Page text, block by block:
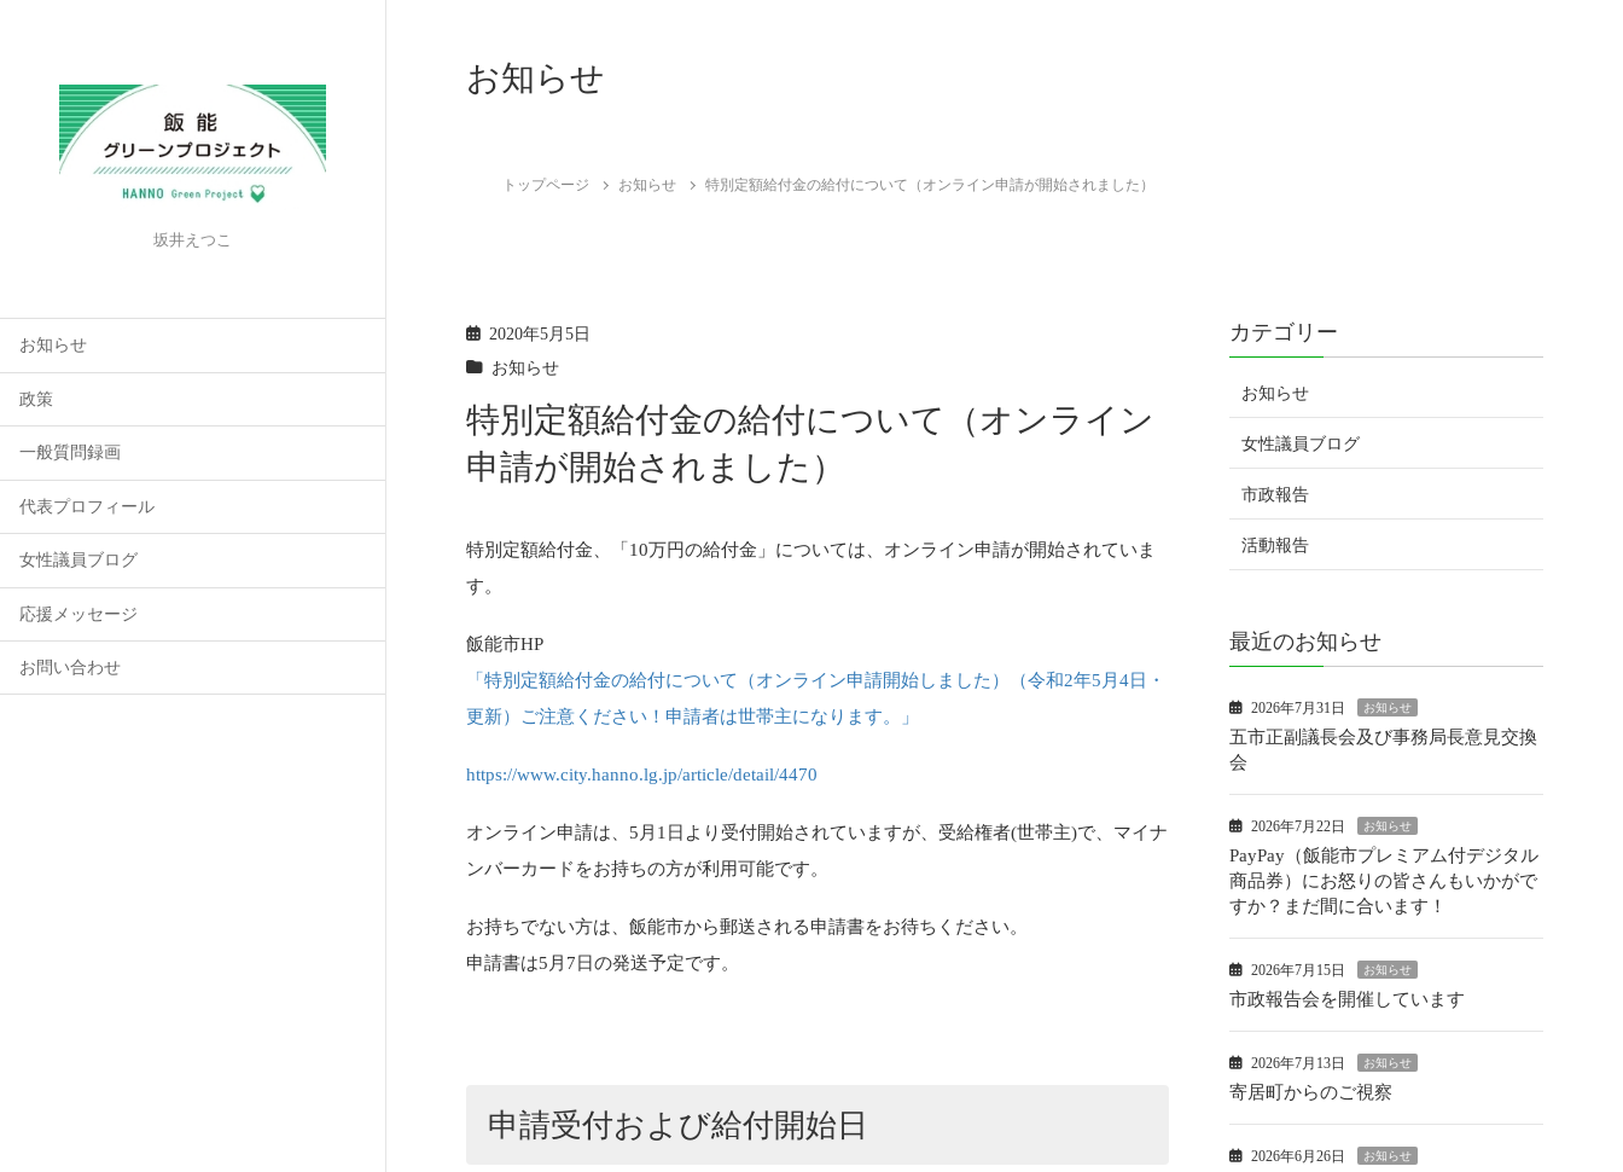
坂井えつこ
お知らせ
政策
一般質問録画
代表プロフィール
女性議員ブログ
応援メッセージ
お問い合わせ
お知らせ
トップページ お知らせ 特別定額給付金の給付について（オンライン申請が開始されました）
2020年5月5日
お知らせ
特別定額給付金の給付について（オンライン
申請が開始されました）
特別定額給付金、「10万円の給付金」については、オンライン申請が開始されていま
す。
飯能市HP
「特別定額給付金の給付について（オンライン申請開始しました）（令和2年5月4日・
更新）ご注意ください！申請者は世帯主になります。」
https://www.city.hanno.lg.jp/article/detail/4470
オンライン申請は、5月1日より受付開始されていますが、受給権者(世帯主)で、マイナ
ンバーカードをお持ちの方が利用可能です。
お持ちでない方は、飯能市から郵送される申請書をお待ちください。
申請書は5月7日の発送予定です。
申請受付および給付開始日
カテゴリー
お知らせ
女性議員ブログ
市政報告
活動報告
最近のお知らせ
2026年7月31日 お知らせ
五市正副議長会及び事務局長意見交換
会
2026年7月22日 お知らせ
PayPay（飯能市プレミアム付デジタル
商品券）にお怒りの皆さんもいかがで
すか？まだ間に合います！
2026年7月15日 お知らせ
市政報告会を開催しています
2026年7月13日 お知らせ
寄居町からのご視察
2026年6月26日 お知らせ